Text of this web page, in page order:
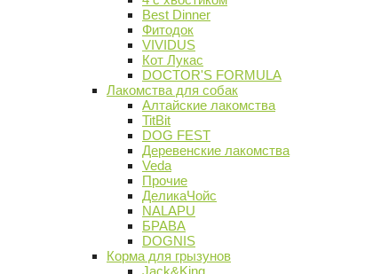
Best Dinner
Фитодок
VIVIDUS
Кот Лукас
DOCTOR'S FORMULA
Лакомства для собак
Алтайские лакомства
TitBit
DOG FEST
Деревенские лакомства
Veda
Прочие
ДеликаЧойс
NALAPU
БРАВА
DOGNIS
Корма для грызунов
Jack&King